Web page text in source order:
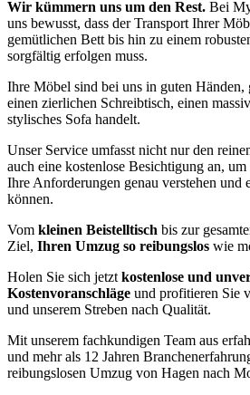
Wir kümmern uns um den Rest. Bei
uns bewusst, dass der Transport Ihrer
gemütlichen Bett bis hin zu einem
sorgfältig erfolgen muss.
Ihre Möbel sind bei uns in guten Händen,
einen zierlichen Schreibtisch, einen
stylisches Sofa handelt.
Unser Service umfasst nicht nur den
auch eine kostenlose Besichtigung an,
Ihre Anforderungen genau verstehen und
können.
Vom kleinen Beistelltisch bis zur
Ziel, Ihren Umzug so reibungslos wie
Holen Sie sich jetzt kostenlose und
Kostenvoranschläge und profitieren Sie
und unserem Streben nach Qualität.
Mit unserem fachkundigen Team aus
und mehr als 12 Jahren
reibungslosen Umzug von Hagen nach